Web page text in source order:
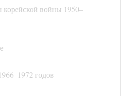
корейской войны 1950–
годов